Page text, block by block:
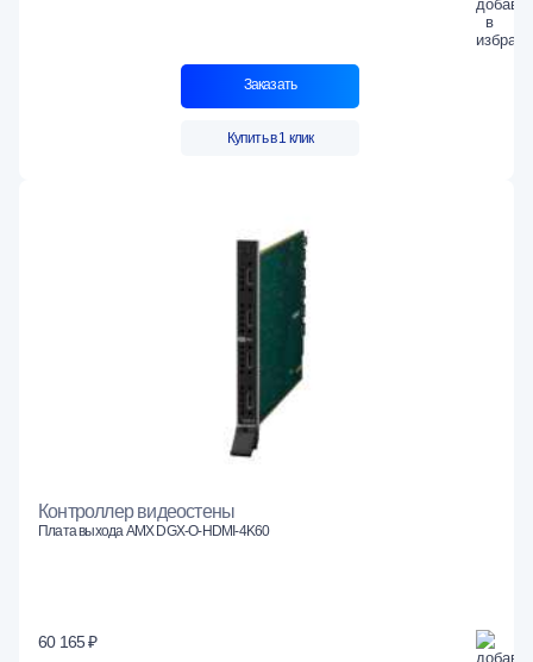
Заказать
Купить в 1 клик
Контроллер видеостены
Плата выхода AMX DGX-O-HDMI-4K60
60 165 ₽